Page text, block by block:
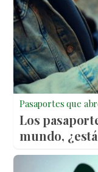
Pasaportes que
Los
mundo,